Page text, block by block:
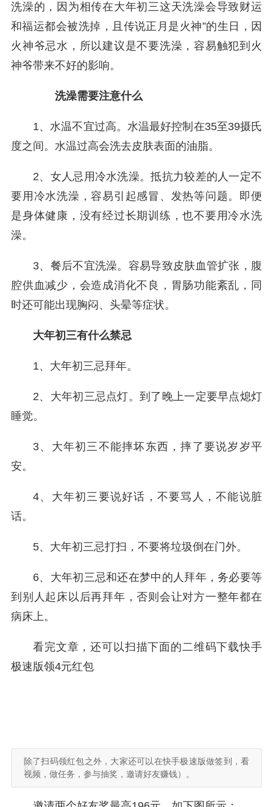
洗澡的，因为相传在大年初三这天洗澡会导致财运
和福运都会被洗掉，且传说正月是火神”的生日，因
火神爷忌水，所以建议是不要洗澡，容易触犯到火
神爷带来不好的影响。
洗澡需要注意什么
1、水温不宜过高。水温最好控制在35至39摄氏
度之间。水温过高会洗去皮肤表面的油脂。
2、女人忌用冷水洗澡。抵抗力较差的人一定不
要用冷水洗澡，容易引起感冒、发热等问题。即便
是身体健康，没有经过长期训练，也不要用冷水洗
澡。
3、餐后不宜洗澡。容易导致皮肤血管扩张，腹
腔供血减少，会造成消化不良，胃肠功能紊乱，同
时还可能出现胸闷、头晕等症状。
大年初三有什么禁忌
1、大年初三忌拜年。
2、大年初三忌点灯。到了晚上一定要早点熄灯
睡觉。
3、大年初三不能摔坏东西，摔了要说岁岁平
安。
4、大年初三要说好话，不要骂人，不能说脏
话。
5、大年初三忌打扫，不要将垃圾倒在门外。
6、大年初三忌和还在梦中的人拜年，务必要等
到别人起床以后再拜年，否则会让对方一整年都在
病床上。
看完文章，还可以扫描下面的二维码下载快手
极速版领4元红包
除了扫码领红包之外，大家还可以在快手极速版做签到，看
视频，做任务，参与抽奖，邀请好友赚钱）。